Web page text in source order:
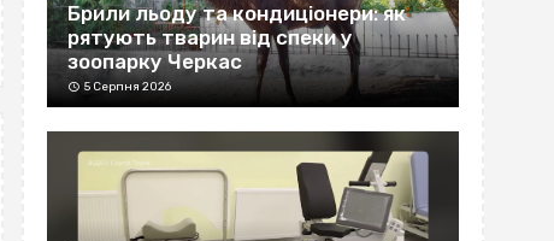
Брили льоду та кондиціонери: як
рятують тварин від спеки у
зоопарку Черкас
5 Серпня 2026